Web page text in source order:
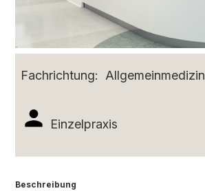
Fachrichtung: Allgemeinmedizin
Einzelpraxis
Beschreibung